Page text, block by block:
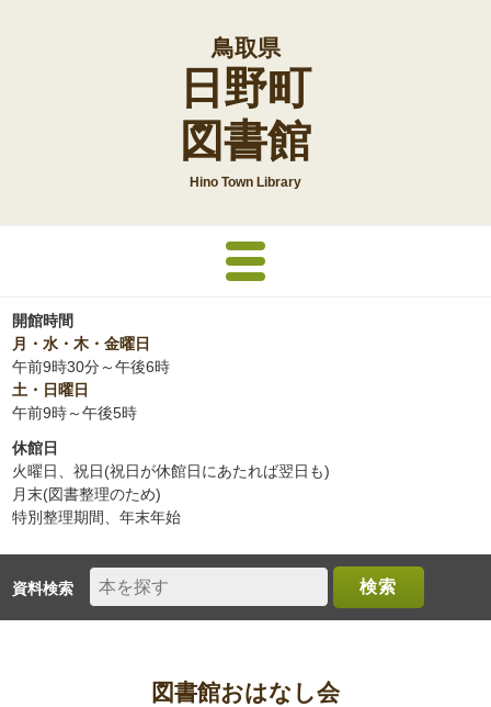
鳥取県
日野町
図書館
Hino Town Library
利用案内
館内案内
本を探す
雑誌・新聞一覧
マイページログイン
お知らせ・カレンダー
開館時間
月・水・木・金曜日
午前9時30分～午後6時
土・日曜日
午前9時～午後5時
休館日
火曜日、祝日(祝日が休館日にあたれば翌日も)
月末(図書整理のため)
特別整理期間、年末年始
資料検索
図書館おはなし会